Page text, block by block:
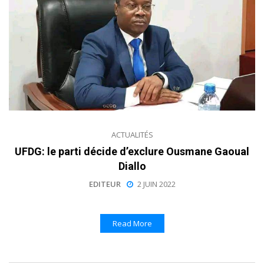
ACTUALITÉS
UFDG: le parti décide d’exclure Ousmane Gaoual
Diallo
EDITEUR 2 JUIN 2022
Read More